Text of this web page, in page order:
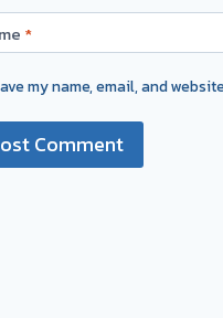
*
my name, email, and